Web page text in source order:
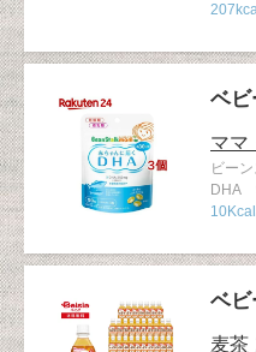
ベビ
ママ
ビー
DHA
ベビ
麦茶